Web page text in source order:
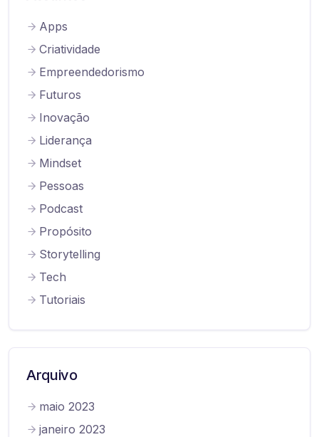
Apps
Criatividade
Empreendedorismo
Futuros
Inovação
Liderança
Mindset
Pessoas
Podcast
Propósito
Storytelling
Tech
Tutoriais
Arquivo
maio 2023
janeiro 2023